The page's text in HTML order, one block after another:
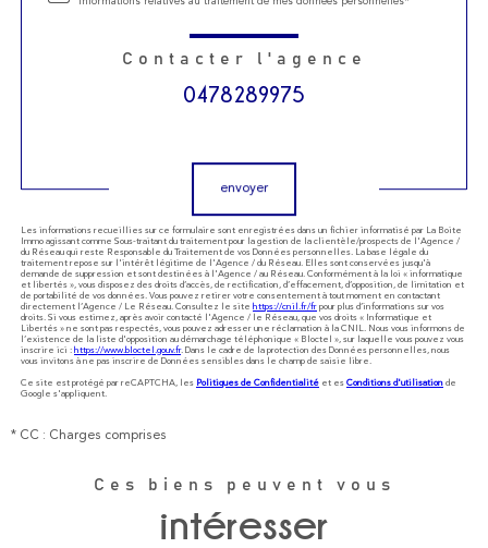
Contacter l'agence
0478289975
envoyer
Les informations recueillies sur ce formulaire sont enregistrées dans un fichier informatisé par La Boite
Immo agissant comme Sous-traitant du traitement pour la gestion de la clientèle/prospects de l'Agence /
du Réseau qui reste Responsable du Traitement de vos Données personnelles. La base légale du
traitement repose sur l'intérêt légitime de l'Agence / du Réseau. Elles sont conservées jusqu'à
demande de suppression et sont destinées à l'Agence / au Réseau. Conformément à la loi « informatique
et libertés », vous disposez des droits d’accès, de rectification, d’effacement, d’opposition, de limitation et
de portabilité de vos données. Vous pouvez retirer votre consentement à tout moment en contactant
directement l’Agence / Le Réseau. Consultez le site https://cnil.fr/fr pour plus d’informations sur vos
droits. Si vous estimez, après avoir contacté l'Agence / le Réseau, que vos droits « Informatique et
Libertés » ne sont pas respectés, vous pouvez adresser une réclamation à la CNIL. Nous vous informons de
l’existence de la liste d'opposition au démarchage téléphonique « Bloctel », sur laquelle vous pouvez vous
inscrire ici : https://www.bloctel.gouv.fr. Dans le cadre de la protection des Données personnelles, nous
vous invitons à ne pas inscrire de Données sensibles dans le champ de saisie libre.
Ce site est protégé par reCAPTCHA, les Politiques de Confidentialité et es Conditions d'utilisation de
Google s'appliquent.
* CC : Charges comprises
Ces biens peuvent vous
intéresser